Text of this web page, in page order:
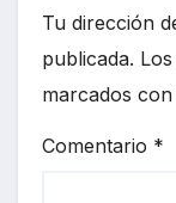
Tu dirección
publicada.
marcados con
Comentario *